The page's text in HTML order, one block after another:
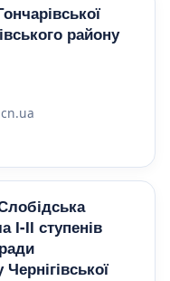
району
ІІ ступенів